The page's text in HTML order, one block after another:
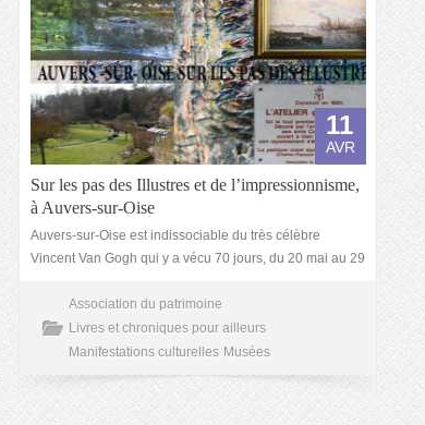
11
AVR
Sur les pas des Illustres et de l’impressionnisme,
à Auvers-sur-Oise
Auvers-sur-Oise est indissociable du très célèbre
Vincent Van Gogh qui y a vécu 70 jours, du 20 mai au 29
Association du patrimoine
Livres et chroniques pour ailleurs
Manifestations culturelles Musées